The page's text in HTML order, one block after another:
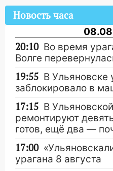
Новость часа
20:10 Во время
Волге
19:55 В Ульяновске
заблокировало в
17:15 В
ремонтируют
готов, ещё два —
17:00
урагана 8 августа